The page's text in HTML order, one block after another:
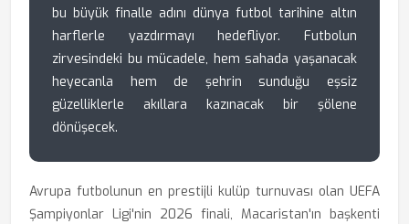
bu büyük finalle adını dünya futbol tarihine altın
harflerle yazdırmayı hedefliyor. Futbolun
zirvesindeki bu mücadele, hem sahada yaşanacak
heyecanla hem de şehrin sunduğu eşsiz
güzelliklerle akıllara kazınacak bir şölene
dönüşecek.
Avrupa futbolunun en prestijli kulüp turnuvası olan UEFA
Şampiyonlar Ligi'nin 2026 finali, Macaristan'ın başkenti